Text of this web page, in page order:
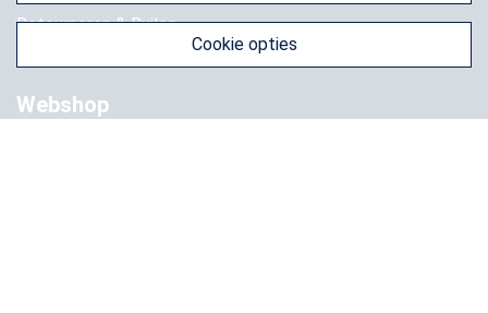
Retourneren & Ruilen
Webshop
cookie opties